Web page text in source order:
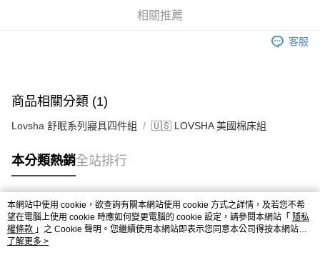
相關推薦
客服
商品相關分類 (1)
Lovsha 舒眠系列寢具四件組 🇺🇸 LOVSHA 美國棉床組
本分類熱銷全站排行
熱門標籤
本網站中使用 cookie，欲查詢有關本網站使用 cookie 方式之詳情，及若您不希
望在電腦上使用 cookie 時應如何變更電腦的 cookie 設定，請參閱本網站「 隱私
權條款 」之 Cookie 聲明。您繼續使用本網站即表示您同意本公司得按本網站使
用條款之 Cookie 聲明使用 cookie。
了解更多 >